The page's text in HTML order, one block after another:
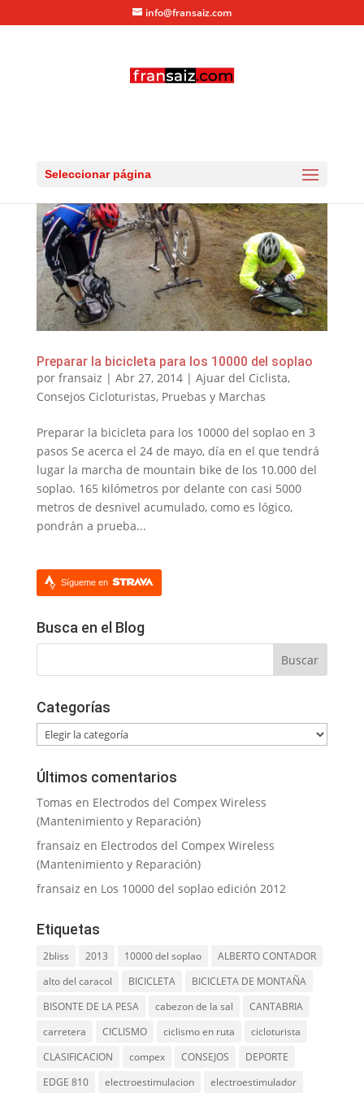
info@fransaiz.com
Seleccionar página
Preparar la bicicleta para los 10000 del soplao
por fransaiz | Abr 27, 2014| Ajuar del Ciclista,
Consejos Cicloturistas, Pruebas y Marchas
Preparar la bicicleta para los 10000 del soplao en 3
pasos Se acerca el 24 de mayo, día en el que tendrá
lugar la marcha de mountain bike de los 10.000 del
soplao. 165 kilómetros por delante con casi 5000
metros de desnivel acumulado, como es lógico,
pondrán a prueba...
Sígueme en
Busca en el Blog
Categorías
Categorías
Últimos comentarios
Tomas en Electrodos del Compex Wireless
(Mantenimiento y Reparación)
fransaiz en Electrodos del Compex Wireless
(Mantenimiento y Reparación)
fransaiz en Los 10000 del soplao edición 2012
Etiquetas
2bliss 2013 10000 del soplao
ALBERTO CONTADOR
alto del caracol
BICICLETA
BICICLETA DE MONTAÑA
BISONTE DE LA PESA
cabezon de la sal
CANTABRIA
carretera
CICLISMO ciclismo en ruta
cicloturista
CLASIFICACION
compex CONSEJOS
DEPORTE
EDGE 810
electroestimulacion electroestimulador